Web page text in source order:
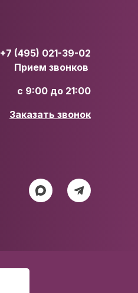
+7 (495) 021-39-02
Прием звонков
с 9:00 до 21:00
Заказать звонок